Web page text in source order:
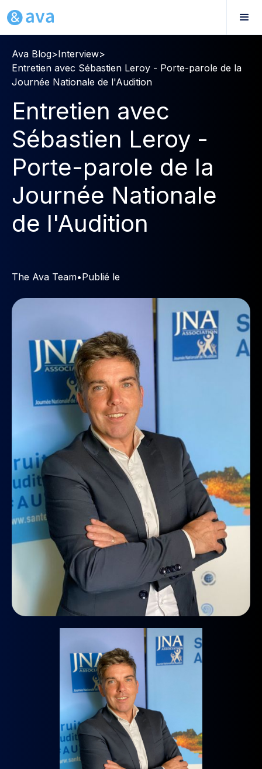
Ava Blog>Interview>
Entretien avec Sébastien Leroy - Porte-parole de la
Journée Nationale de l'Audition
Entretien avec
Sébastien Leroy -
Porte-parole de la
Journée Nationale
de l'Audition
The Ava Team•Publié le